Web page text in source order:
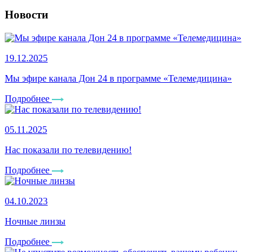
Новости
19.12.2025
Мы эфире канала Дон 24 в программе «Телемедицина»
Подробнее
05.11.2025
Нас показали по телевидению!
Подробнее
04.10.2023
Ночные линзы
Подробнее